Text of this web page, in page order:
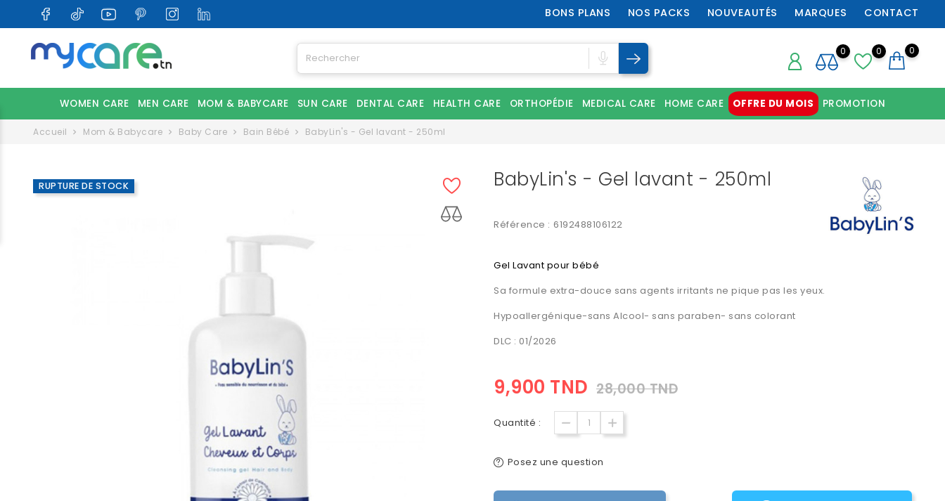
BONS PLANS NOS PACKS NOUVEAUTÉS MARQUES CONTACT
0 0
0
WOMEN CARE MEN CARE MOM & BABYCARE SUN CARE DENTAL CARE HEALTH CARE ORTHOPÉDIE MEDICAL CARE HOME CARE OFFRE DU MOIS PROMOTION
Accueil Mom & Babycare Baby Care Bain Bébé BabyLin's - Gel lavant - 250ml
RUPTURE DE STOCK BabyLin's - Gel lavant - 250ml
Référence : 6192488106122
Gel Lavant pour bébé
Sa formule extra-douce sans agents irritants ne pique pas les yeux.
Hypoallergénique-sans Alcool- sans paraben- sans colorant
DLC : 01/2026
9,900 TND 28,000 TND
Quantité :
Posez une question